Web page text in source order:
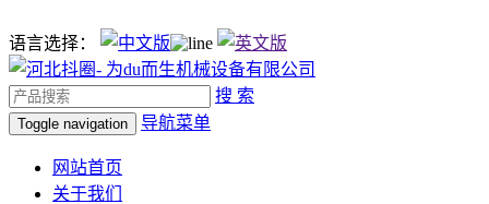
语言选择：
搜 索
Toggle navigation 导航菜单
网站首页
关于我们